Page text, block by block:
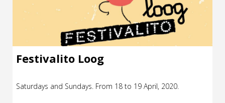
Festivalito Loog
Saturdays and Sundays. From 18 to 19 April, 2020.